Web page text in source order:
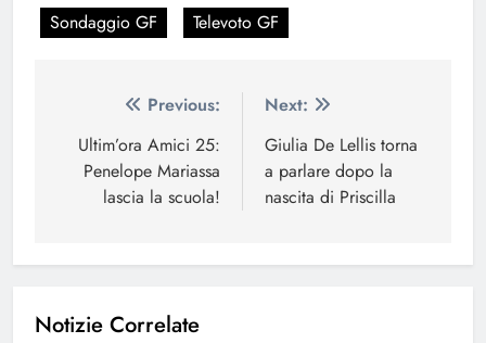
Sondaggio GF
Televoto GF
Navigazione
articoli
Previous:
Ultim’ora Amici 25:
Penelope Mariassa
lascia la scuola!
Next:
Giulia De Lellis torna
a parlare dopo la
nascita di Priscilla
Notizie Correlate